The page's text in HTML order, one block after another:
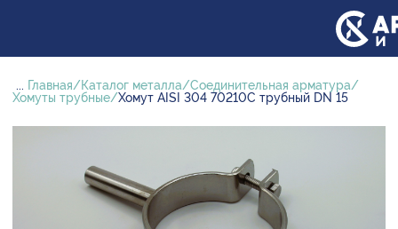
... Главная Каталог металла
Соединительная арматура
Хомуты трубные Хомут AISI 304 70210С трубный DN 15